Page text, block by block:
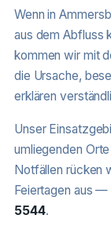
Wenn in
aus dem Abfluss
kommen wir mit
die Ursache,
erklären
Unser
umliegenden
Notfällen rücken
Feiertagen aus
5544.